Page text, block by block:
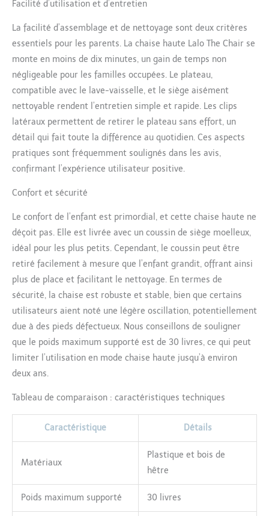
vendues séparément. Le
fauteuil et ses
accessoires ont été
conçus pour être faciles
à nettoyer, de sorte que
vous n'avez pas à vous
soucier du désordre.
Plateau passe au lave-
vaisselle, pas de surfaces
creuses, et coussin
lavable en machine pour
un nettoyage sans
bois de hêtre provenant
de sources durables avec
une finition sans danger
pour les enfants et à
base d'eau et en
plastique non toxique.
Vous pouvez l'utiliser
comme une chaise haute
pour bébé quand ils
peuvent commencer à
s'asseoir seuls et il
continuera à durer
mesure qu'ils continuent
Facilité d’utilisation et d’entretien
La facilité d’assemblage et de nettoyage sont deux critères
essentiels pour les parents. La chaise haute Lalo The Chair se
monte en moins de dix minutes, un gain de temps non
négligeable pour les familles occupées. Le plateau,
compatible avec le lave-vaisselle, et le siège aisément
nettoyable rendent l’entretien simple et rapide. Les clips
latéraux permettent de retirer le plateau sans effort, un
détail qui fait toute la différence au quotidien. Ces aspects
pratiques sont fréquemment soulignés dans les avis,
confirmant l’expérience utilisateur positive.
Confort et sécurité
Le confort de l’enfant est primordial, et cette chaise haute ne
déçoit pas. Elle est livrée avec un coussin de siège moelleux,
idéal pour les plus petits. Cependant, le coussin peut être
retiré facilement à mesure que l’enfant grandit, offrant ainsi
plus de place et facilitant le nettoyage. En termes de
sécurité, la chaise est robuste et stable, bien que certains
utilisateurs aient noté une légère oscillation, potentiellement
due à des pieds défectueux. Nous conseillons de souligner
que le poids maximum supporté est de 30 livres, ce qui peut
limiter l’utilisation en mode chaise haute jusqu’à environ
deux ans.
Tableau de comparaison : caractéristiques techniques
Caractéristique Détails
Matériaux
Plastique et bois de
hêtre
Poids maximum supporté 30 livres